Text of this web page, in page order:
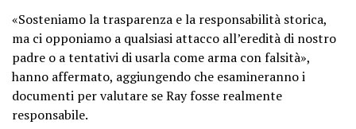
«Sosteniamo la trasparenza e la responsabilità storica,
ma ci opponiamo a qualsiasi attacco all’eredità di nostro
padre o a tentativi di usarla come arma con falsità»,
hanno affermato, aggiungendo che esamineranno i
documenti per valutare se Ray fosse realmente
responsabile.